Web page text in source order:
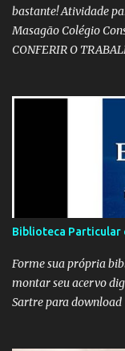
bastante! Atividade
Masagão Colégio
CONFERIR O
pequenos e grandes
lançado em 1999, o
são repletos de
importantes) que
Sem dúvida alguma,
produção brasileira.
nos curtos e certeiros
aqui para conferir o
no filme . É possível
destoante das grandes
Biblioteca Particular
Forme sua própria
montar seu acervo
Sartre para download